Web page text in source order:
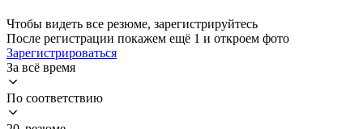
Чтобы видеть все резюме, зарегистрируйтесь
После регистрации покажем ещё 1 и откроем фото
Зарегистрироваться
За всё время
По соответствию